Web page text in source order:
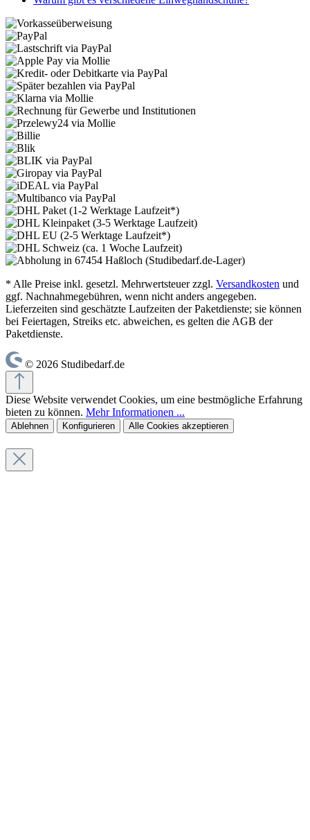
* Alle Preise inkl. gesetzl. Mehrwertsteuer zzgl. Versandkosten und
ggf. Nachnahmegebühren, wenn nicht anders angegeben.
Lieferzeiten sind geschätzte Laufzeiten der Paketdienste; sie können
bei Feiertagen, Streiks etc. abweichen, es gelten die AGB der
Paketdienste.
© 2026 Studibedarf.de
Diese Website verwendet Cookies, um eine bestmögliche Erfahrung
bieten zu können. Mehr Informationen ...
Ablehnen Konfigurieren Alle Cookies akzeptieren